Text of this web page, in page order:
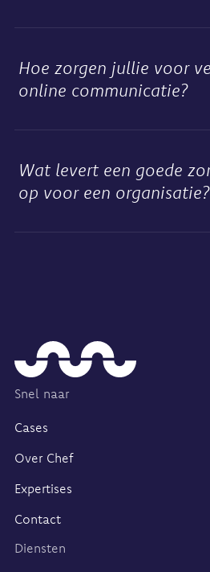
Hoe zorgen jullie voor
online communicatie?
Wat levert een goede
op voor een organisatie?
Home
Snel naar
Cases
Over Chef
Expertises
Contact
Diensten